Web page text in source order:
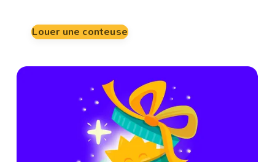
Louer une conteuse